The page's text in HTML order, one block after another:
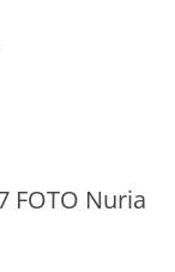
FOTO Nuria